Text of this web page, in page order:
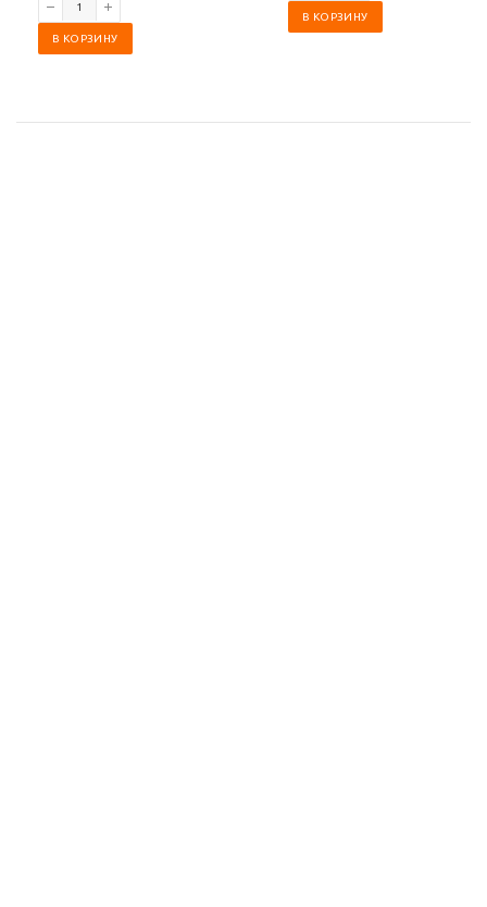
В КОРЗИНУ
В КОРЗИНУ